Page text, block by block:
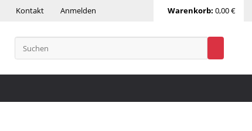
Kontakt Anmelden Warenkorb: 0,00 €